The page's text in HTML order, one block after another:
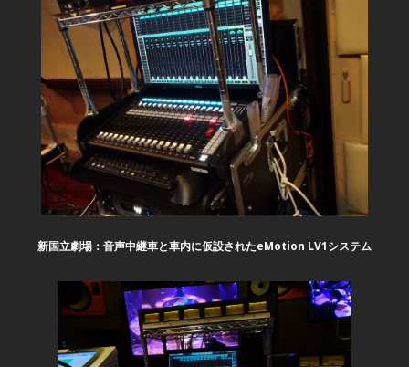
新国立劇場：音声中継車と車内に仮設されたeMotion LV1システム